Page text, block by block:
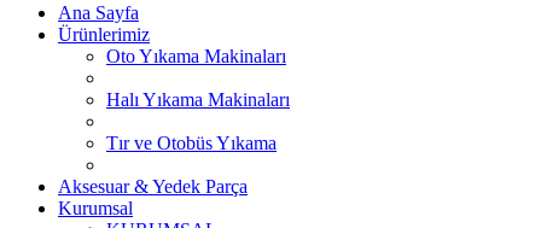
Ana Sayfa
Ürünlerimiz
Oto Yıkama Makinaları
Halı Yıkama Makinaları
Tır ve Otobüs Yıkama
Aksesuar & Yedek Parça
Kurumsal